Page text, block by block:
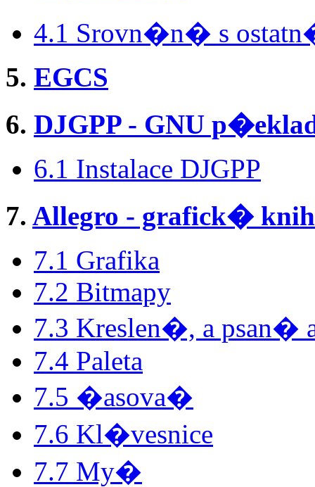
4.1 Srovn�n� s
5. EGCS
6. DJGPP - GNU
6.1 Instalace DJGPP
7. Allegro - grafick�
7.1 Grafika
7.2 Bitmapy
7.3 Kreslen�, a psan�
7.4 Paleta
7.5 �asova�
7.6 Kl�vesnice
7.7 My�